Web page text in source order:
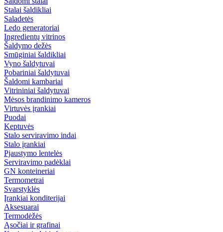
Stalai šaldikliai
Saladetės
Ledo generatoriai
Ingredientų vitrinos
Šaldymo dežės
Smūginiai šaldikliai
Vyno šaldytuvai
Pobariniai šaldytuvai
Šaldomi kambariai
Vitrininiai šaldytuvai
Mėsos brandinimo kameros
Virtuvės įrankiai
Puodai
Keptuvės
Stalo serviravimo indai
Stalo įrankiai
Pjaustymo lentelės
Serviravimo padėklai
GN konteineriai
Termometrai
Svarstyklės
Įrankiai konditerijai
Aksesuarai
Termodėžės
Ąsočiai ir grafinai